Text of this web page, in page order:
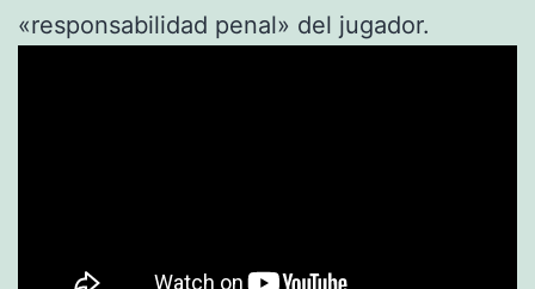
«responsabilidad penal» del jugador.